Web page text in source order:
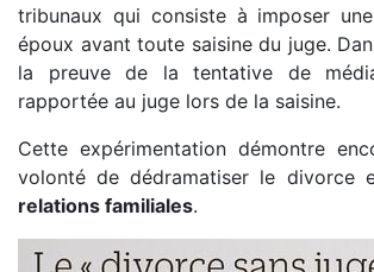
tribunaux qui consiste à imposer
époux avant toute saisine du juge.
la preuve de la tentative de
rapportée au juge lors de la saisine.
Cette expérimentation démontre
volonté de dédramatiser le divorce
relations familiales.